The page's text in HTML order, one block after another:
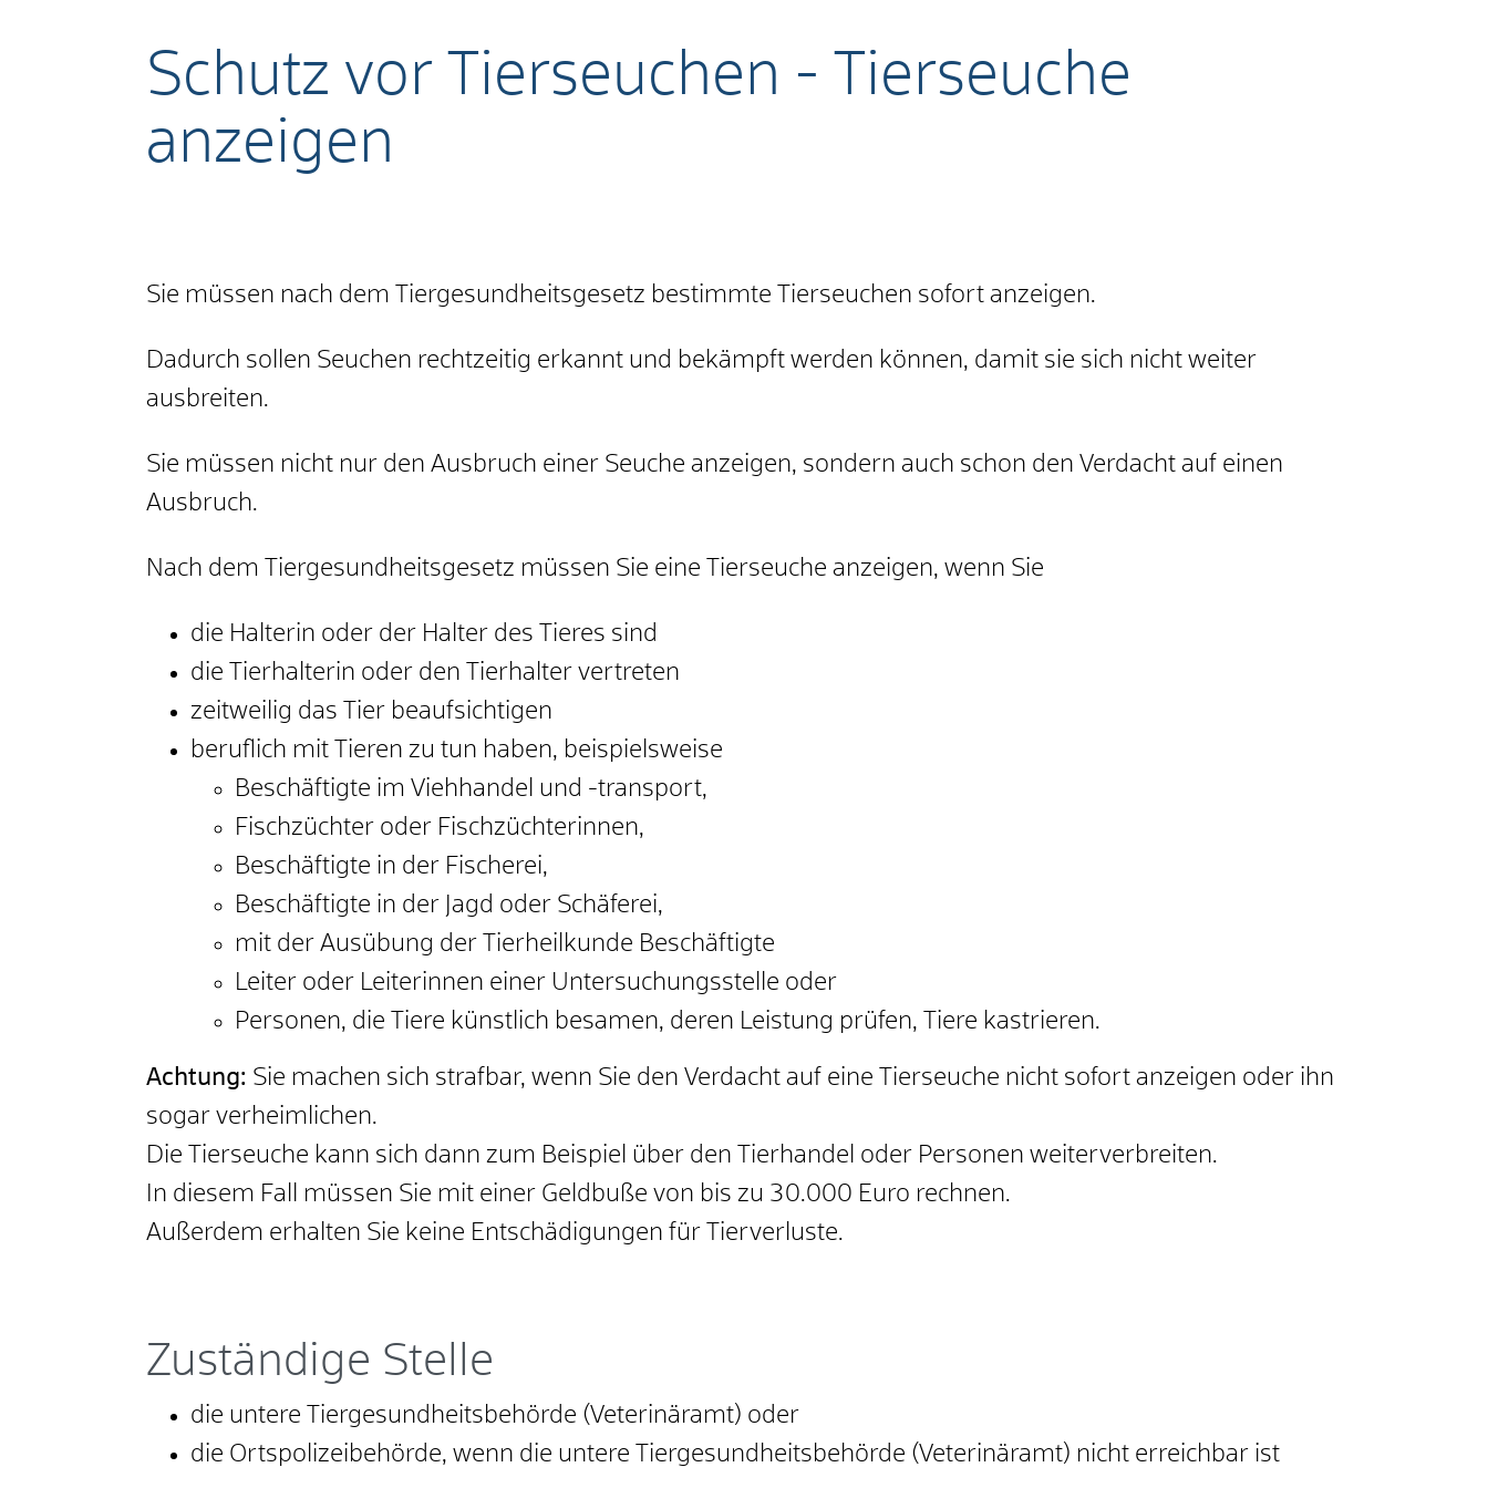
Schutz vor Tierseuchen - Tierseuche
anzeigen
Sie müssen nach dem Tiergesundheitsgesetz bestimmte Tierseuchen sofort anzeigen.
Dadurch sollen Seuchen rechtzeitig erkannt und bekämpft werden können, damit sie sich nicht weiter
ausbreiten.
Sie müssen nicht nur den Ausbruch einer Seuche anzeigen, sondern auch schon den Verdacht auf einen
Ausbruch.
Nach dem Tiergesundheitsgesetz müssen Sie eine Tierseuche anzeigen, wenn Sie
die Halterin oder der Halter des Tieres sind
die Tierhalterin oder den Tierhalter vertreten
zeitweilig das Tier beaufsichtigen
beruflich mit Tieren zu tun haben, beispielsweise
Beschäftigte im Viehhandel und -transport,
Fischzüchter oder Fischzüchterinnen,
Beschäftigte in der Fischerei,
Beschäftigte in der Jagd oder Schäferei,
mit der Ausübung der Tierheilkunde Beschäftigte
Leiter oder Leiterinnen einer Untersuchungsstelle oder
Personen, die Tiere künstlich besamen, deren Leistung prüfen, Tiere kastrieren.
Achtung: Sie machen sich strafbar, wenn Sie den Verdacht auf eine Tierseuche nicht sofort anzeigen oder ihn
sogar verheimlichen.
Die Tierseuche kann sich dann zum Beispiel über den Tierhandel oder Personen weiterverbreiten.
In diesem Fall müssen Sie mit einer Geldbuße von bis zu 30.000 Euro rechnen.
Außerdem erhalten Sie keine Entschädigungen für Tierverluste.
Zuständige Stelle
die untere Tiergesundheitsbehörde (Veterinäramt) oder
die Ortspolizeibehörde, wenn die untere Tiergesundheitsbehörde (Veterinäramt) nicht erreichbar ist